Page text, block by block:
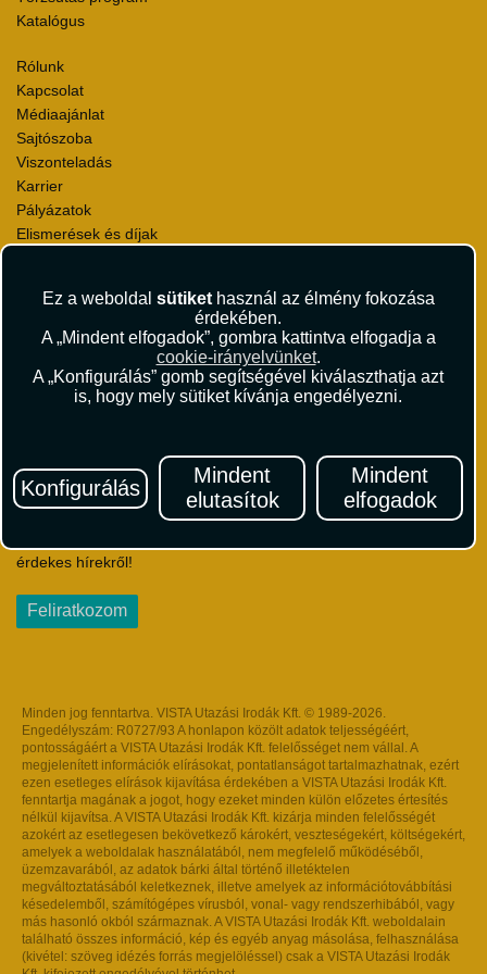
Ez a weboldal sütikethasznál az élmény fokozása
érdekében.
A „Mindent elfogadok”, gombra kattintva elfogadja a
cookie-irányelvünket.
A „Konfigurálás” gomb segítségével kiválaszthatja azt
is, hogy mely sütiket kívánja engedélyezni.
Konfigurálás
Mindent
elutasítok
Mindent
elfogadok
Katalógus
Rólunk
Kapcsolat
Médiaajánlat
Sajtószoba
Viszonteladás
Karrier
Pályázatok
Elismerések és díjak
Utazási Csomag Szerződési Feltételek
Útlemondás-biztosítás Szerződési Feltételek
Utasbiztosítás Szerződési Feltételek
Repülőjegy Szerződési Feltételek
Adatvédelem
Hírlevél
Iratkozzon fel Magyarország egyik legszínesebb utazási
érdekes hírekről!
Feliratkozom
Minden jog fenntartva. VISTA Utazási Irodák Kft. © 1989-2026.
Engedélyszám: R0727/93 A honlapon közölt adatok teljességéért,
pontosságáért a VISTA Utazási Irodák Kft. felelősséget nem vállal. A
megjelenített információk elírásokat, pontatlanságot tartalmazhatnak, ezért
ezen esetleges elírások kijavítása érdekében a VISTA Utazási Irodák Kft.
fenntartja magának a jogot, hogy ezeket minden külön előzetes értesítés
nélkül kijavítsa. A VISTA Utazási Irodák Kft. kizárja minden felelősségét
azokért az esetlegesen bekövetkező károkért, veszteségekért, költségekért,
amelyek a weboldalak használatából, nem megfelelő működéséből,
üzemzavarából, az adatok bárki által történő illetéktelen
megváltoztatásából keletkeznek, illetve amelyek az információtovábbítási
késedelemből, számítógépes vírusból, vonal- vagy rendszerhibából, vagy
más hasonló okból származnak. A VISTA Utazási Irodák Kft. weboldalain
található összes információ, kép és egyéb anyag másolása, felhasználása
(kivétel: szöveg idézés forrás megjelöléssel) csak a VISTA Utazási Irodák